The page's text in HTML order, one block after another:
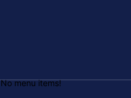
No menu items!